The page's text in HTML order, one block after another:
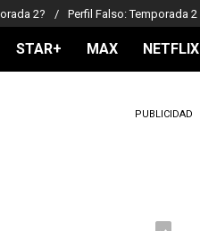
2? Perfil Falso: Temporada 2
STAR+ MAX NETFLIX
PUBLICIDAD